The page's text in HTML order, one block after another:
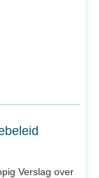
Verslag over